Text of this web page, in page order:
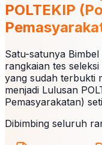
POLTEKIP
Satu-satunya
rangkaian tes
yang sudah terbukti
menjadi Lulusan
Pemasyarakatan)
Dibimbing seluruh